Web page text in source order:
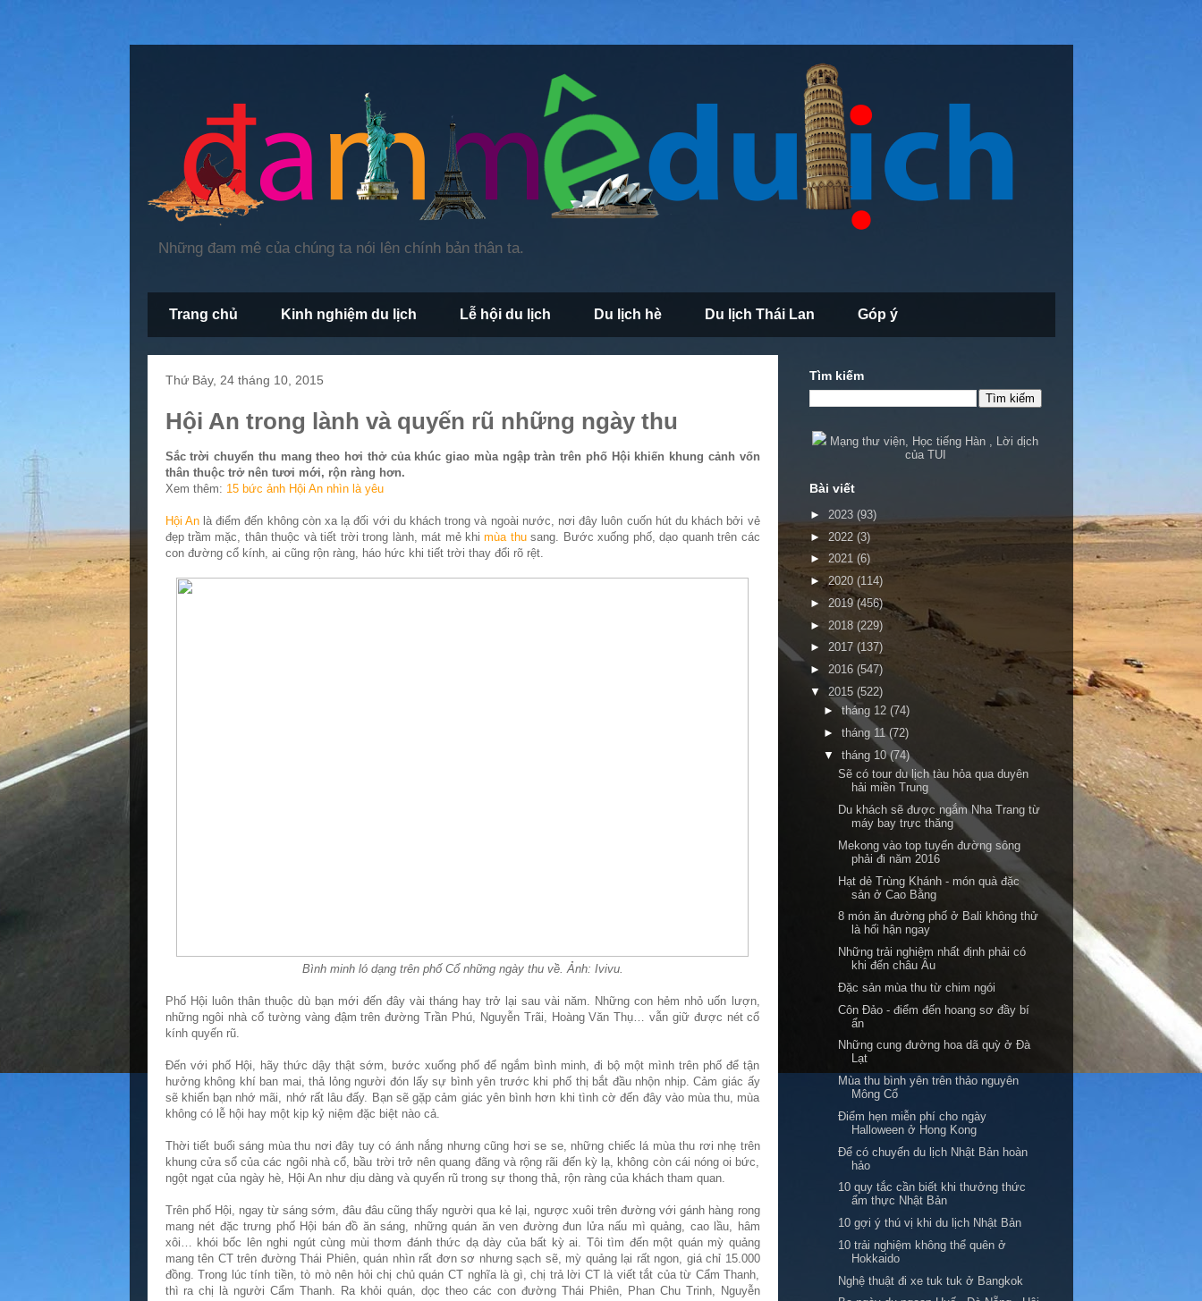
Những đam mê của chúng ta nói lên chính bản thân ta.
Trang chủ Kinh nghiệm du lịch Lễ hội du lịch Du lịch hè Du lịch Thái Lan Góp ý
Thứ Bảy, 24 tháng 10, 2015
Hội An trong lành và quyến rũ những ngày thu
Sắc trời chuyển thu mang theo hơi thở của khúc giao mùa ngập tràn trên phố Hội khiến khung cảnh vốn
thân thuộc trở nên tươi mới, rộn ràng hơn.
Xem thêm: 15 bức ảnh Hội An nhìn là yêu
Hội Anlà điểm đến không còn xa lạ đối với du khách trong và ngoài nước, nơi đây luôn cuốn hút du khách bởi vẻ
đẹp trầm mặc, thân thuộc và tiết trời trong lành, mát mẻ khimùa thusang. Bước xuống phố, dạo quanh trên các
con đường cổ kính, ai cũng rộn ràng, háo hức khi tiết trời thay đổi rõ rệt.
Bình minh ló dạng trên phố Cổ những ngày thu về. Ảnh: Ivivu.
Phố Hội luôn thân thuộc dù bạn mới đến đây vài tháng hay trở lại sau vài năm. Những con hẻm nhỏ uốn lượn,
những ngôi nhà cổ tường vàng đậm trên đường Trần Phú, Nguyễn Trãi, Hoàng Văn Thụ… vẫn giữ được nét cổ
kính quyến rũ.
Đến với phố Hội, hãy thức dậy thật sớm, bước xuống phố để ngắm bình minh, đi bộ một mình trên phố để tận
hưởng không khí ban mai, thả lỏng người đón lấy sự bình yên trước khi phố thị bắt đầu nhộn nhịp. Cảm giác ấy
sẽ khiến bạn nhớ mãi, nhớ rất lâu đấy. Bạn sẽ gặp cảm giác yên bình hơn khi tình cờ đến đây vào mùa thu, mùa
không có lễ hội hay một kịp kỷ niệm đặc biệt nào cả.
Thời tiết buổi sáng mùa thu nơi đây tuy có ánh nắng nhưng cũng hơi se se, những chiếc lá mùa thu rơi nhẹ trên
khung cửa sổ của các ngôi nhà cổ, bầu trời trở nên quang đãng và rộng rãi đến kỳ lạ, không còn cái nóng oi bức,
ngột ngạt của ngày hè, Hội An như dịu dàng và quyến rũ trong sự thong thả, rộn ràng của khách tham quan.
Trên phố Hội, ngay từ sáng sớm, đâu đâu cũng thấy người qua kẻ lại, ngược xuôi trên đường với gánh hàng rong
mang nét đặc trưng phố Hội bán đồ ăn sáng, những quán ăn ven đường đun lửa nấu mì quảng, cao lầu, hâm
xôi… khói bốc lên nghi ngút cùng mùi thơm đánh thức dạ dày của bất kỳ ai. Tôi tìm đến một quán mỳ quảng
mang tên CT trên đường Thái Phiên, quán nhìn rất đơn sơ nhưng sạch sẽ, mỳ quảng lại rất ngon, giá chỉ 15.000
đồng. Trong lúc tính tiền, tò mò nên hỏi chị chủ quán CT nghĩa là gì, chị trả lời CT là viết tắt của từ Cẩm Thanh,
thì ra chị là người Cẩm Thanh. Ra khỏi quán, dọc theo các con đường Thái Phiên, Phan Chu Trinh, Nguyễn
Tìm kiếm
Mạng thư viện, Học tiếng Hàn , Lời dịch
của TUI
Bài viết
► 2023 (93)
► 2022 (3)
► 2021 (6)
►2020 (114)
► 2019(456)
► 2018 (229)
► 2017 (137)
► 2016 (547)
▼ 2015 (522)
►tháng 12(74)
►tháng 11(72)
▼tháng 10(74)
Sẽ có tour du lịch tàu hỏa qua duyên
hải miền Trung
Du khách sẽ được ngắm Nha Trang từ
máy bay trực thăng
Mekong vào top tuyến đường sông
phải đi năm 2016
Hạt dẻ Trùng Khánh - món quà đặc
sản ở Cao Bằng
8 món ăn đường phố ở Bali không thử
là hối hận ngay
Những trải nghiệm nhất định phải có
khi đến châu Âu
Đặc sản mùa thu từ chim ngói
Côn Đảo - điểm đến hoang sơ đầy bí
ẩn
Những cung đường hoa dã quỳ ở Đà
Lạt
Mùa thu bình yên trên thảo nguyên
Mông Cổ
Điểm hẹn miễn phí cho ngày
Halloween ở Hong Kong
Để có chuyến du lịch Nhật Bản hoàn
hảo
10 quy tắc cần biết khi thưởng thức
ẩm thực Nhật Bản
10 gợi ý thú vị khi du lịch Nhật Bản
10 trải nghiệm không thể quên ở
Hokkaido
Nghệ thuật đi xe tuk tuk ở Bangkok